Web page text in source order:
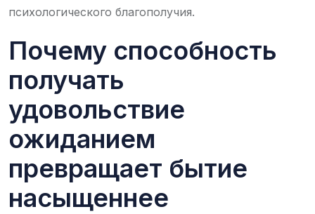
психологического благополучия.
Почему способность
получать
удовольствие
ожиданием
превращает бытие
насыщеннее